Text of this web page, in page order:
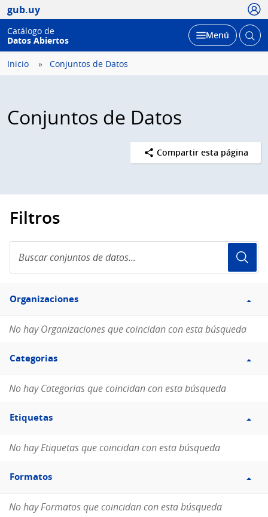
gub.uy
Catálogo de
Datos Abiertos
Desplegar
Menú Abrir
Inicio Conjuntos de Datos
Conjuntos de Datos
Compartir esta página
Filtros
conjuntos
de
Filtro
Organizaciones
Organizaciones
No hay Organizaciones que coincidan con esta búsqueda
Filtro
Categorias
Categorias
No hay Categorias que coincidan con esta búsqueda
Filtro
Etiquetas
Etiquetas
No hay Etiquetas que coincidan con esta búsqueda
Filtro
Formatos
Formatos
No hay Formatos que coincidan con esta búsqueda